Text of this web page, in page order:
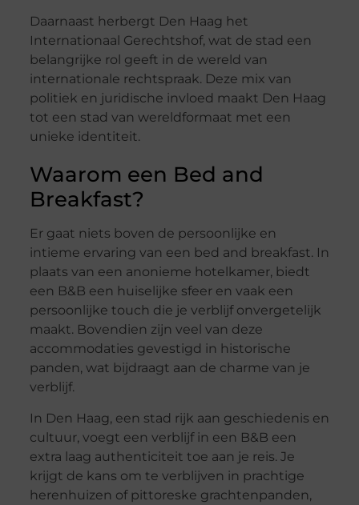
Daarnaast herbergt Den Haag het
Internationaal Gerechtshof, wat de stad een
belangrijke rol geeft in de wereld van
internationale rechtspraak. Deze mix van
politiek en juridische invloed maakt Den Haag
tot een stad van wereldformaat met een
unieke identiteit.
Waarom een Bed and
Breakfast?
Er gaat niets boven de persoonlijke en
intieme ervaring van een bed and breakfast. In
plaats van een anonieme hotelkamer, biedt
een B&B een huiselijke sfeer en vaak een
persoonlijke touch die je verblijf onvergetelijk
maakt. Bovendien zijn veel van deze
accommodaties gevestigd in historische
panden, wat bijdraagt aan de charme van je
verblijf.
In Den Haag, een stad rijk aan geschiedenis en
cultuur, voegt een verblijf in een B&B een
extra laag authenticiteit toe aan je reis. Je
krijgt de kans om te verblijven in prachtige
herenhuizen of pittoreske grachtenpanden,